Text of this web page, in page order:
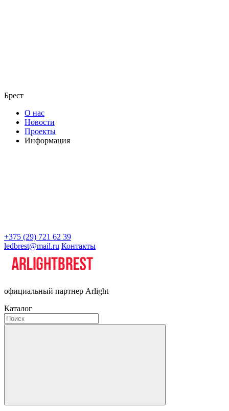
Брест
О нас
Новости
Проекты
Информация
+375 (29) 721 62 39
ledbrest@mail.ru Контакты
официальный партнер Arlight
Каталог